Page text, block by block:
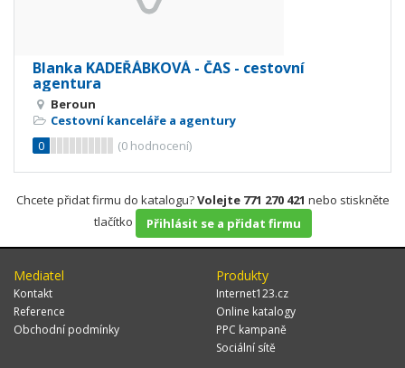
Blanka KADEŘÁBKOVÁ - ČAS - cestovní
agentura
Beroun
Cestovní kanceláře a agentury
0
(0 hodnocení)
Chcete přidat firmu do katalogu?Volejte 771 270 421 nebo stiskněte
tlačítko
Přihlásit se a přidat firmu
Mediatel
Kontakt
Reference
Obchodní podmínky
Produkty
Internet123.cz
Online katalogy
PPC kampaně
Sociální sítě